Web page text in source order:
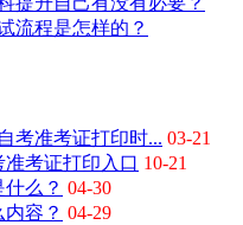
流程是怎样的？
考准考证打印时... 03-21
准考证打印入口 10-21
么？ 04-30
容？ 04-29